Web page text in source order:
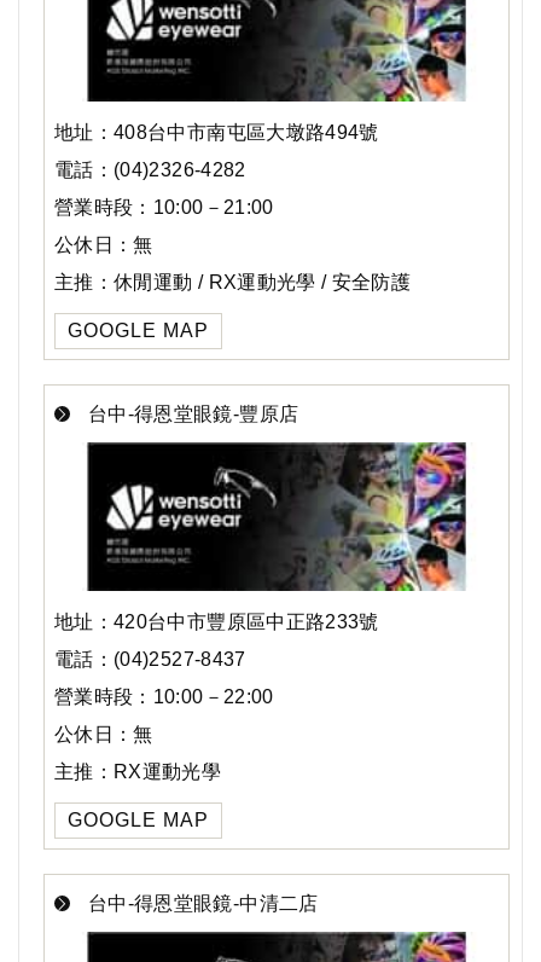
地址：408台中市南屯區大墩路494號
電話：(04)2326-4282
營業時段：10:00－21:00
公休日：無
主推：休閒運動 / RX運動光學 / 安全防護
GOOGLE MAP
台中-得恩堂眼鏡-豐原店
地址：420台中市豐原區中正路233號
電話：(04)2527-8437
營業時段：10:00－22:00
公休日：無
主推：RX運動光學
GOOGLE MAP
台中-得恩堂眼鏡-中清二店